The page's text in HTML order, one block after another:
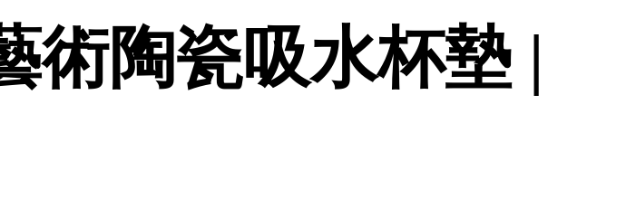
術陶瓷吸水杯墊 |